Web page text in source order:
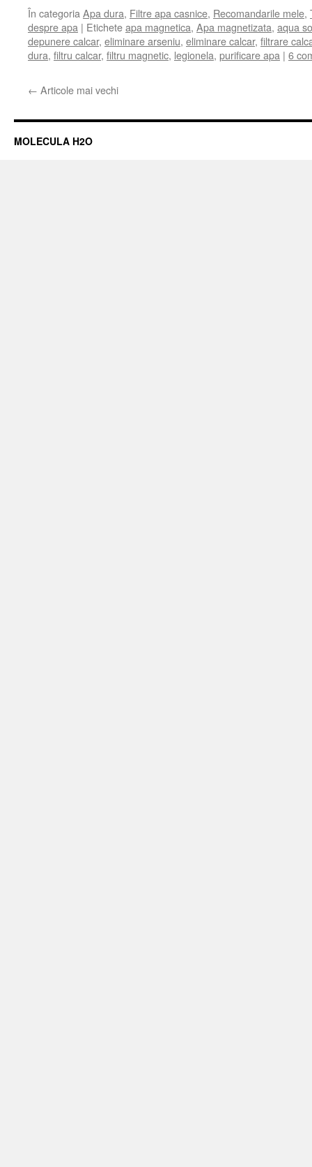
În categoria Apa dura, Filtre apa casnice, Recomandarile mele,
despre apa | Eticheteapa magnetica, Apa magnetizata, aqua
depunere calcar, eliminare arseniu, eliminare calcar, filtrare
dura, filtru calcar, filtru magnetic, legionela, purificare apa | 6
← Articole mai vechi
MOLECULA H2O